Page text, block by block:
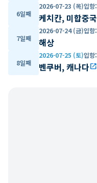
6일째
2026-07-23 (목)입항:
케치칸, 미합중국
7일째
2026-07-24 (금)입항:
해상
8일째
2026-07-25 (토)입항:
벤쿠버, 캐나다open_in_new